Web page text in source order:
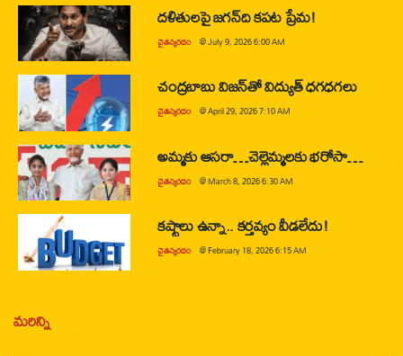
దళితులపై జగన్‌ది కపట ప్రేమ!
చైతన్యరధం @July 9, 2026 6:00 AM
చంద్రబాబు విజన్‌తో విద్యుత్ ధగధగలు
చైతన్యరధం @April 29, 2026 7:10 AM
అమ్మకు ఆసరా…చెల్లెమ్మలకు భరోసా…
చైతన్యరధం @March 8, 2026 6:30 AM
కష్టాలు ఉన్నా.. కర్తవ్యం వీడలేదు!
చైతన్యరధం @February 18, 2026 6:15 AM
మరిన్ని